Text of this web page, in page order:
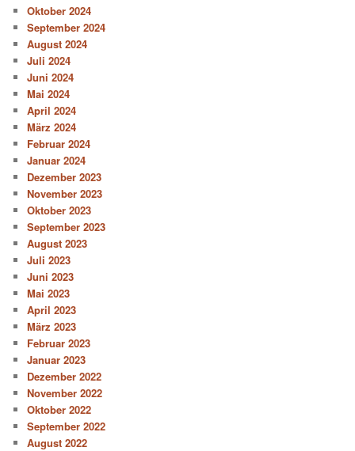
Oktober 2024
September 2024
August 2024
Juli 2024
Juni 2024
Mai 2024
April 2024
März 2024
Februar 2024
Januar 2024
Dezember 2023
November 2023
Oktober 2023
September 2023
August 2023
Juli 2023
Juni 2023
Mai 2023
April 2023
März 2023
Februar 2023
Januar 2023
Dezember 2022
November 2022
Oktober 2022
September 2022
August 2022